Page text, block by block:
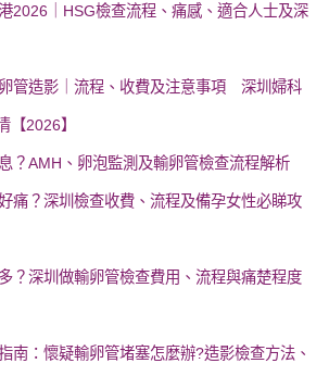
2026｜HSG檢查流程、痛感、適合人士及深
管造影｜流程、收費及注意事項 深圳婦科
【2026】
？AMH、卵泡監測及輸卵管檢查流程解析
痛？深圳檢查收費、流程及備孕女性必睇攻
？深圳做輸卵管檢查費用、流程與痛楚程度
南：懷疑輸卵管堵塞怎麼辦?造影檢查方法、